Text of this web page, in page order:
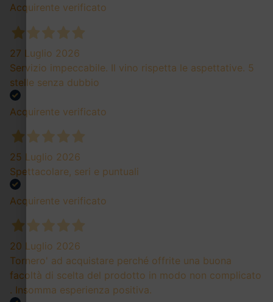
Acquirente verificato
27 Luglio 2026
Servizio impeccabile. Il vino rispetta le aspettative. 5
stelle senza dubbio
Acquirente verificato
25 Luglio 2026
Spettacolare, seri e puntuali
Acquirente verificato
20 Luglio 2026
Tornero' ad acquistare perché offrite una buona
facoltà di scelta del prodotto in modo non complicato
. Insomma esperienza positiva.